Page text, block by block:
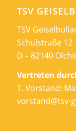
TSV
TSV
Schulstraße 12
D – 82140
Vertreten
1. Vorstand:
vorstand@tsv-